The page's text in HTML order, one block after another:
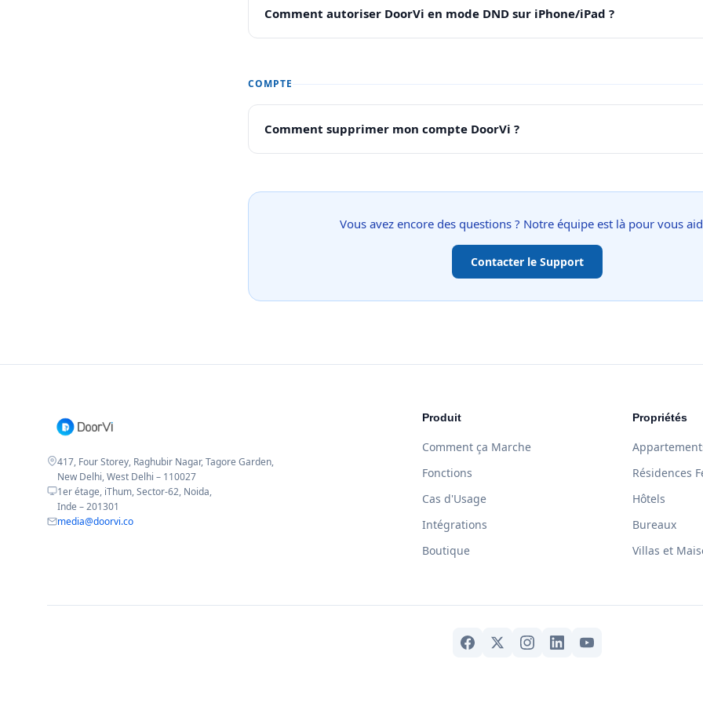
Comment autoriser DoorVi en mode DND sur iPhone/iPad ?
COMPTE
Comment supprimer mon compte DoorVi ?
Vous avez encore des questions ? Notre équipe est là pour vous
Contacter le Support
417, Four Storey, Raghubir Nagar, Tagore Garden,
New Delhi, West Delhi – 110027
1er étage, iThum, Sector-62, Noida,
Inde – 201301
media@doorvi.co
Produit
Comment ça Marche
Fonctions
Cas d'Usage
Intégrations
Boutique
Propriétés
Résidences
Hôtels
Bureaux
Villas et